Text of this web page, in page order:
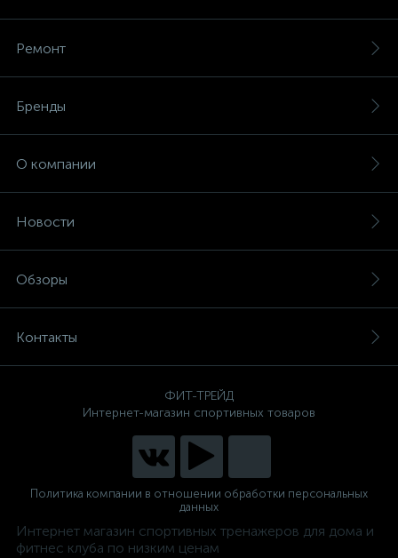
Ремонт
Бренды
О компании
Новости
Обзоры
Контакты
ФИТ-ТРЕЙД
Интернет-магазин спортивных товаров
Политика компании в отношении обработки персональных
данных
Интернет магазин спортивных тренажеров для дома и
фитнес клуба по низким ценам